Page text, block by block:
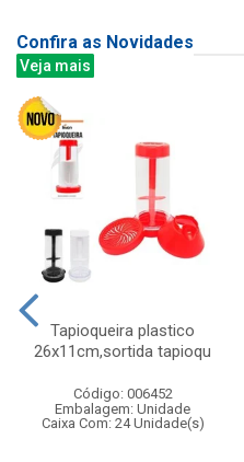
Confira as Novidades
Veja mais
Tapioqueira plastico
26x11cm,sortida tapioqu
Código: 006452
Embalagem: Unidade
Caixa Com: 24 Unidade(s)